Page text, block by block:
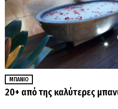
ΜΠΆΝΙΟ
20+ από της καλύτερες